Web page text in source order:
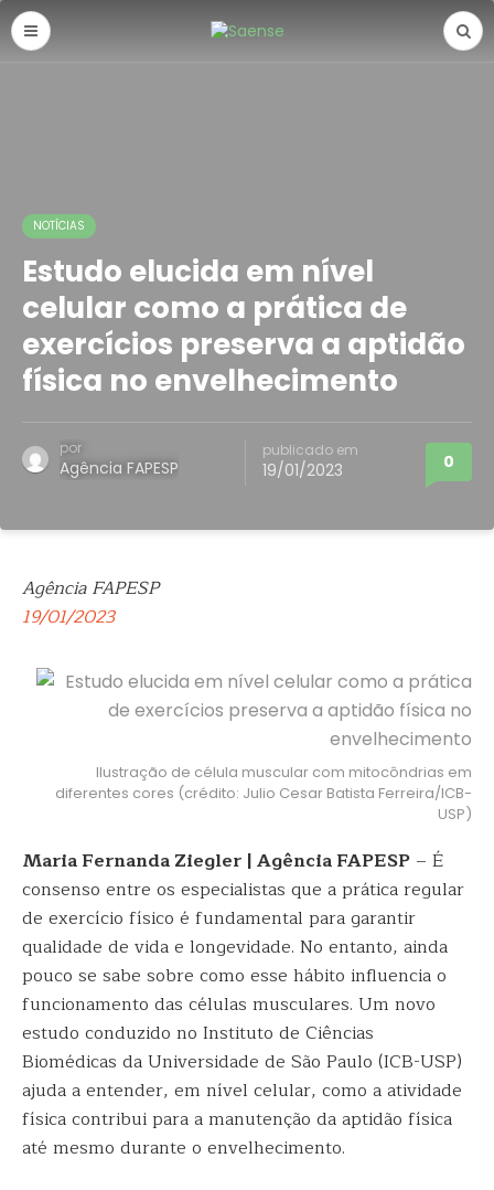
NOTÍCIAS
Estudo elucida em nível
celular como a prática de
exercícios preserva a aptidão
física no envelhecimento
por
Agência FAPESP
publicado em
19/01/2023 0
Agência FAPESP
19/01/2023
Ilustração de célula muscular com mitocôndrias em
diferentes cores (crédito: Julio Cesar Batista Ferreira/ICB-
USP)
Maria Fernanda Ziegler | Agência FAPESP – É
consenso entre os especialistas que a prática regular
de exercício físico é fundamental para garantir
qualidade de vida e longevidade. No entanto, ainda
pouco se sabe sobre como esse hábito influencia o
funcionamento das células musculares. Um novo
estudo conduzido no Instituto de Ciências
Biomédicas da Universidade de São Paulo (ICB-USP)
ajuda a entender, em nível celular, como a atividade
física contribui para a manutenção da aptidão física
até mesmo durante o envelhecimento.